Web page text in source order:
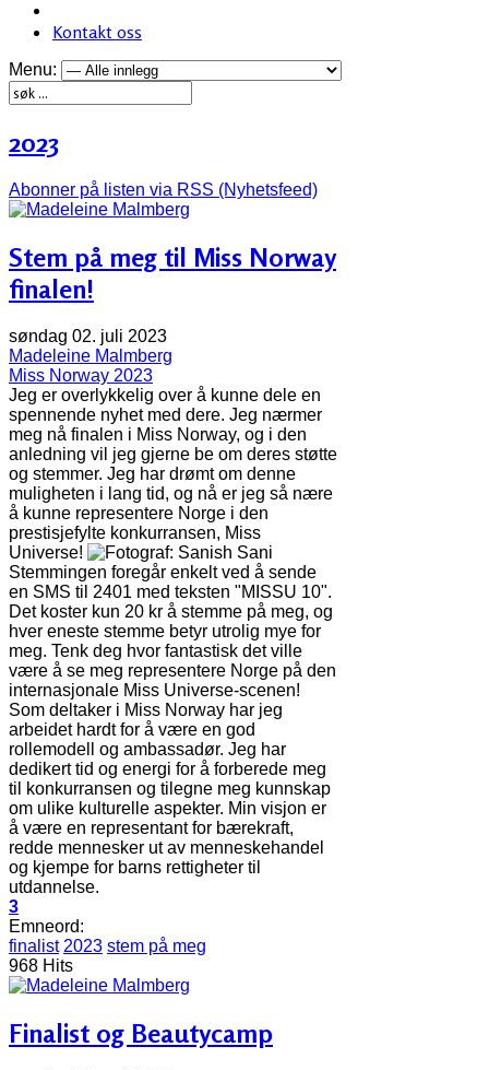
Kontakt oss
Menu:
2023
Abonner på listen via RSS (Nyhetsfeed)
Stem på meg til Miss Norway
finalen!
søndag 02. juli 2023
Madeleine Malmberg
Miss Norway 2023
Jeg er overlykkelig over å kunne dele en
spennende nyhet med dere. Jeg nærmer
meg nå finalen i Miss Norway, og i den
anledning vil jeg gjerne be om deres støtte
og stemmer. Jeg har drømt om denne
muligheten i lang tid, og nå er jeg så nære
å kunne representere Norge i den
prestisjefylte konkurransen, Miss
Universe!
Stemmingen foregår enkelt ved å sende
en SMS til 2401 med teksten "MISSU 10".
Det koster kun 20 kr å stemme på meg, og
hver eneste stemme betyr utrolig mye for
meg. Tenk deg hvor fantastisk det ville
være å se meg representere Norge på den
internasjonale Miss Universe-scenen!
Som deltaker i Miss Norway har jeg
arbeidet hardt for å være en god
rollemodell og ambassadør. Jeg har
dedikert tid og energi for å forberede meg
til konkurransen og tilegne meg kunnskap
om ulike kulturelle aspekter. Min visjon er
å være en representant for bærekraft,
redde mennesker ut av menneskehandel
og kjempe for barns rettigheter til
utdannelse.
3
Emneord:
finalist 2023 stem på meg
968 Hits
Finalist og Beautycamp